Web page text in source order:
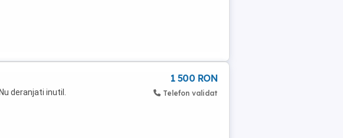
deranjati inutil.
1 500 RON
Telefon validat